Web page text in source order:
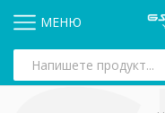
МЕНЮ